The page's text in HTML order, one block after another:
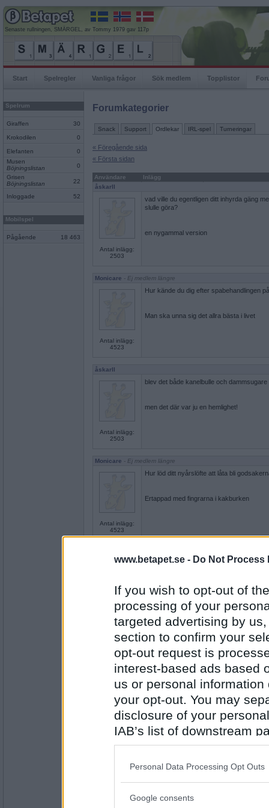
www.betapet.se - Do Not Process
If you wish to opt-out of
processing of your
targeted advertising by
section to confirm your
opt-out request is
interest-based ads based
us or personal
your opt-out. You may
disclosure of your
IAB’s list of downstream
also be disclosed by us
Downstream Participants
Please note that this
Personal Data Processing Opt Outs
Google consents
Senaste rullningen, SMÄRGEL, av Tommy 1979 gav 117p
Start Spelregler Vanliga frågor Sök medlem Topplistor
Spelrum
Giraffen 30
Krokodilen 0
Elefanten
0
Musen
Böjningslistan
0
Grisen
Böjningslistan
22
Inloggade 52
Mobilspel
Pågående 18 463
Forumkategorier
Snack Support Ordlekar IRL-spel Turneringar
« Föregående sida
« Första sidan
Användare
Inlägg
åskarll
Antal inlägg:
2503
vad ville du egentligen ditt inhyrda gäng
slulle göra?
en nygammal version
Monicare - Ej medlem längre
Antal inlägg:
4523
Hur kände du dig efter spabehandlingen
Man ska unna sig det allra bästa i livet
åskarll
Antal inlägg:
2503
blev det både kanelbulle och
men det där var ju en hemlighet!
Monicare - Ej medlem längre
Antal inlägg:
4523
Hur löd ditt nyårslöfte att låta bli
Ertappad med fingrarna i kakburken
Antal inlägg:
2503
meeen, vad håller du på med..?!!
mer kakor åt folket!
Prärieklocka
Antal inlägg:
11487
Vad ropar du när du tröttnat på vitlök och
En enorm publik
bobmarleyman
Antal inlägg:
Vad var din högsta önskan inför besöket
Besöket blev inställt